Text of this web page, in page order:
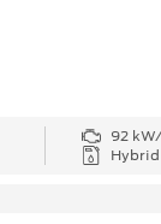
92
Hybrid